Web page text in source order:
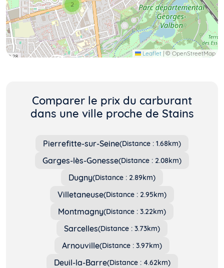
2
Leaflet | © OpenStreetMap
Comparer le prix du carburant
dans une ville proche de Stains
Pierrefitte-sur-Seine(Distance : 1.68km)
Garges-lès-Gonesse(Distance : 2.08km)
Dugny(Distance : 2.89km)
Villetaneuse(Distance : 2.95km)
Montmagny(Distance : 3.22km)
Sarcelles(Distance : 3.73km)
Arnouville(Distance : 3.97km)
Deuil-la-Barre(Distance : 4.62km)